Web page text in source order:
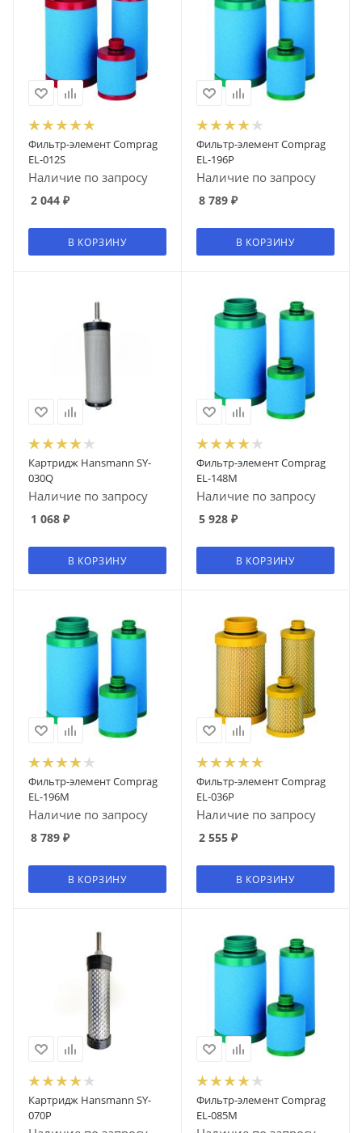
Фильтр-элемент Comprag
EL-012S
Наличие по запросу
2 044 ₽
В КОРЗИНУ
Фильтр-элемент Comprag
EL-196P
Наличие по запросу
8 789 ₽
В КОРЗИНУ
Картридж Hansmann SY-
030Q
Наличие по запросу
1 068 ₽
В КОРЗИНУ
Фильтр-элемент Comprag
EL-148M
Наличие по запросу
5 928 ₽
В КОРЗИНУ
Фильтр-элемент Comprag
EL-196M
Наличие по запросу
8 789 ₽
В КОРЗИНУ
Фильтр-элемент Comprag
EL-036P
Наличие по запросу
2 555 ₽
В КОРЗИНУ
Картридж Hansmann SY-
070P
Фильтр-элемент Comprag
EL-085M